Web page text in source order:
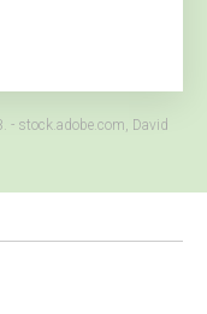
- stock.adobe.com, David